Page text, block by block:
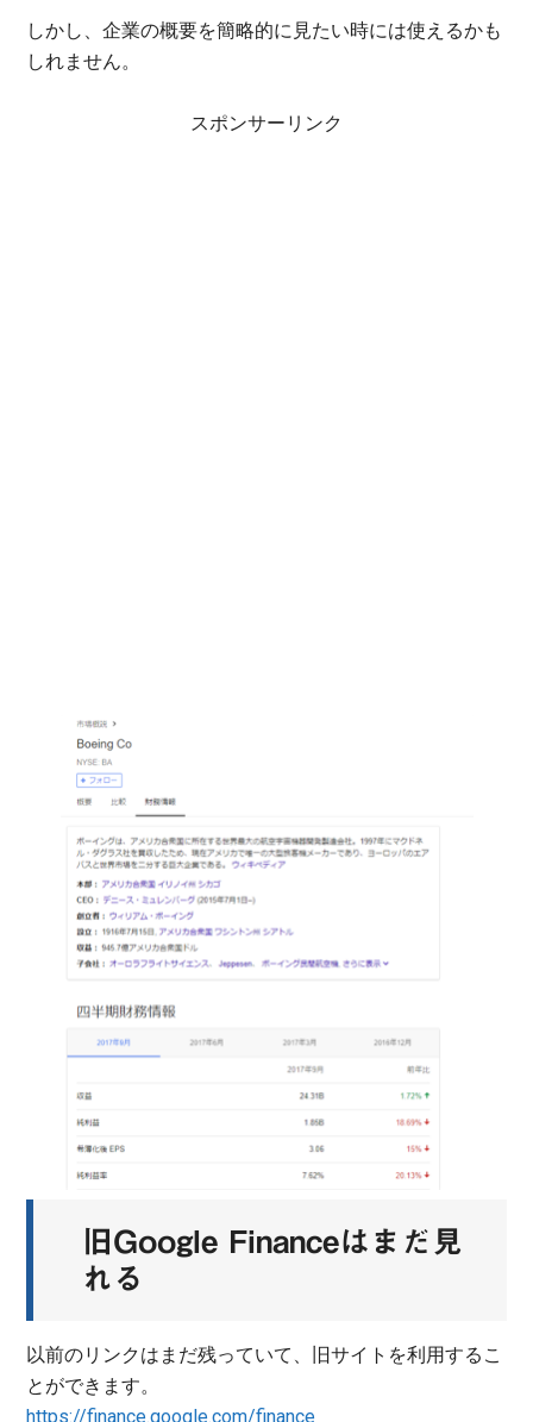
しかし、企業の概要を簡略的に見たい時には使えるかも
しれません。
スポンサーリンク
旧Google Financeはまだ見
れる
以前のリンクはまだ残っていて、旧サイトを利用するこ
とができます。
https://finance.google.com/finance